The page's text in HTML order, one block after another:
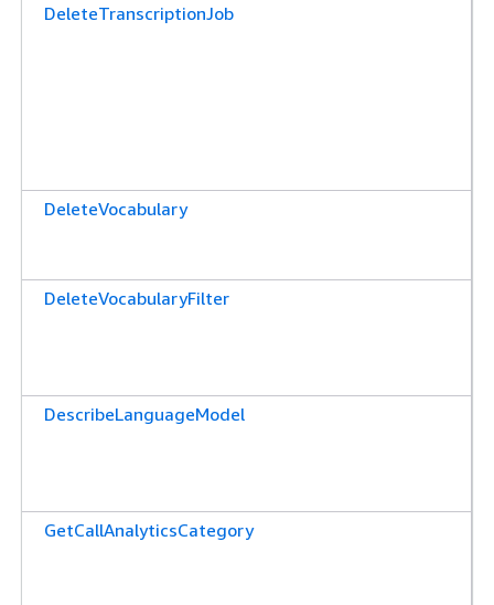
DeleteTranscriptionJob
DeleteVocabulary
DeleteVocabularyFilter
DescribeLanguageModel
GetCallAnalyticsCategory